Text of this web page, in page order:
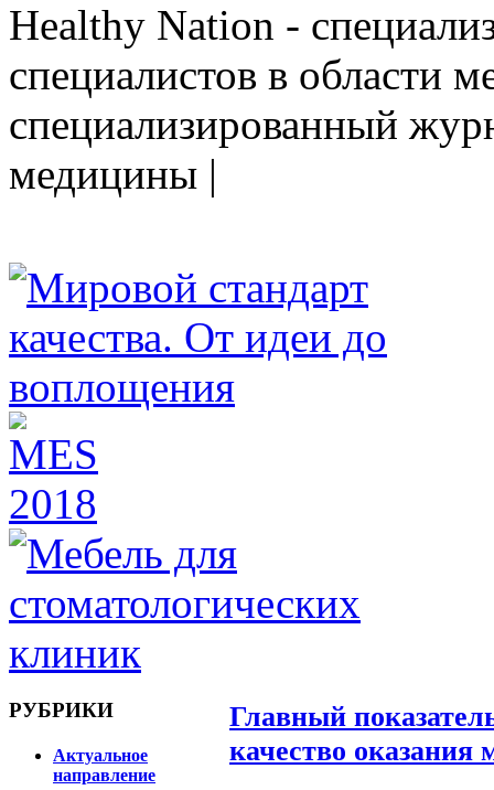
Healthy Nation -
специалистов в области
cпециализированный
медицины |
РУБРИКИ
Актуальное
направление
Главный
качество оказания